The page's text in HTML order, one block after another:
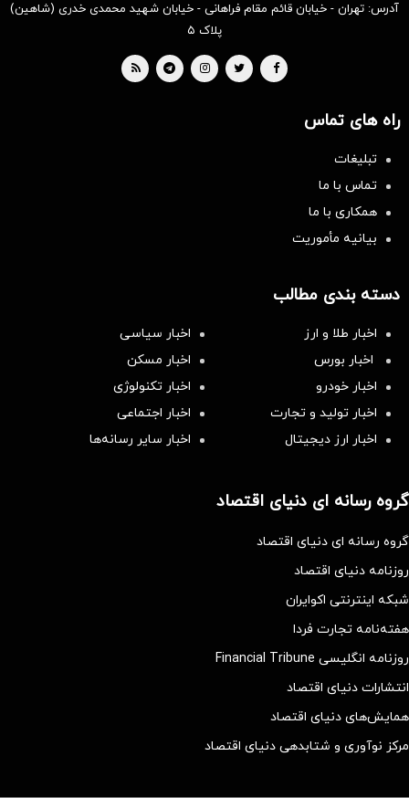
آدرس: تهران - خیابان قائم مقام فراهانی - خیابان شهید محمدی خدری (شاهین)
پلاک ۵
راه های تماس
تبلیغات
تماس با ما
همکاری با ما
بیانیه مأموریت
دسته بندی مطالب
اخبار طلا و ارز
اخبار سیاسی
اخبار بورس
اخبار مسکن
اخبار خودرو
اخبار تکنولوژی
اخبار تولید و تجارت
اخبار اجتماعی
اخبار ارز دیجیتال
اخبار سایر رسانه‌‌ها
گروه رسانه ای دنیای اقتصاد
گروه رسانه ای دنیای اقتصاد
روزنامه دنیای اقتصاد
شبکه اینترنتی اکوایران
هفته‌نامه تجارت فردا
روزنامه انگلیسی Financial Tribune
انتشارات دنیای اقتصاد
همایش‌های دنیای اقتصاد
مرکز نوآوری و شتابدهی دنیای اقتصاد